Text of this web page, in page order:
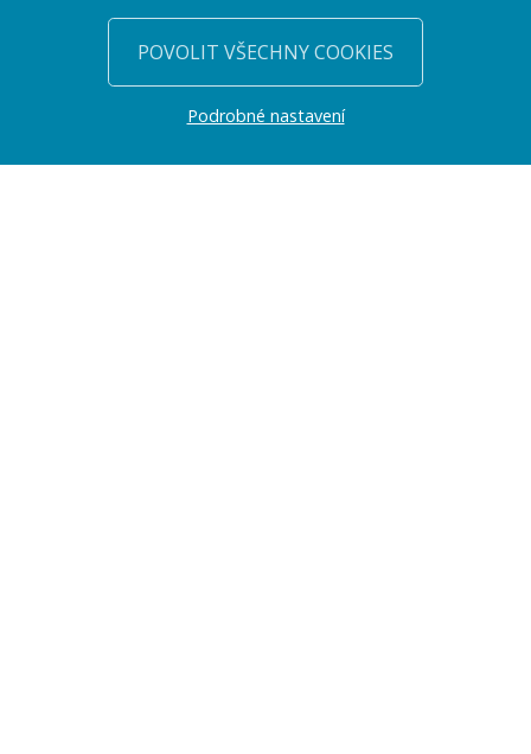
CHCETE PŘESVĚDČIT?
POVOLIT VŠECHNY COOKIES
Podrobné nastavení